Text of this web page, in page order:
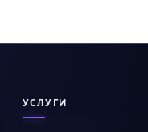
УСЛУГИ